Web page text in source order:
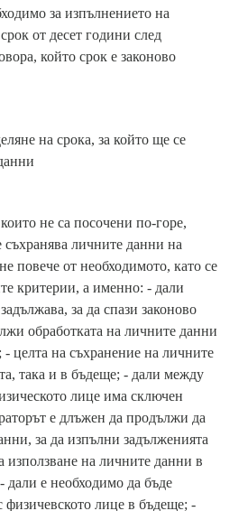
за изпълнението на
от десет години след
който срок е законово
на срока, за който ще се
не са посочени по-горе,
личните данни на
повече от необходимото, като се
критерии, а именно: - дали
за да спази законово
обработката на личните данни
целта на съхранение на личните
така и в бъдеще; - дали между
лице има сключен
е длъжен да продължи да
за да изпълни задълженията
използване на личните данни в
е необходимо да бъде
физичевското лице в бъдеще; -